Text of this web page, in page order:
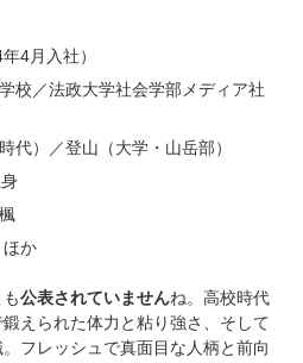
4月入社）
校／法政大学社会学部メディア社
代）／登山（大学・山岳部）
ほか
も公表されていませんね。高校時代
えられた体力と粘り強さ、そして
フレッシュで真面目な人柄と前向